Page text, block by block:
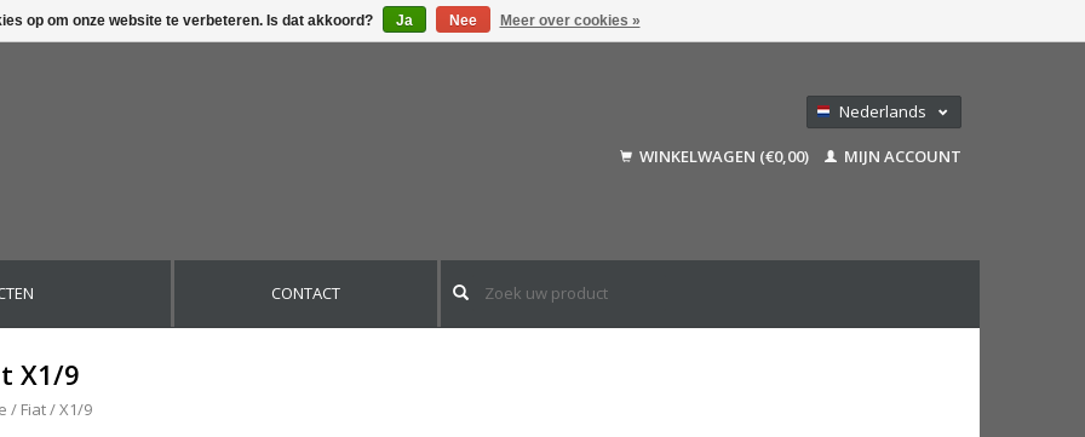
Nederlands
Français
WINKELWAGEN (€0,00) MIJN ACCOUNT
CONTACT
X1/9
/ Fiat/X1/9
op om onze website te verbeteren. Is dat akkoord? Ja Nee Meer over cookies »